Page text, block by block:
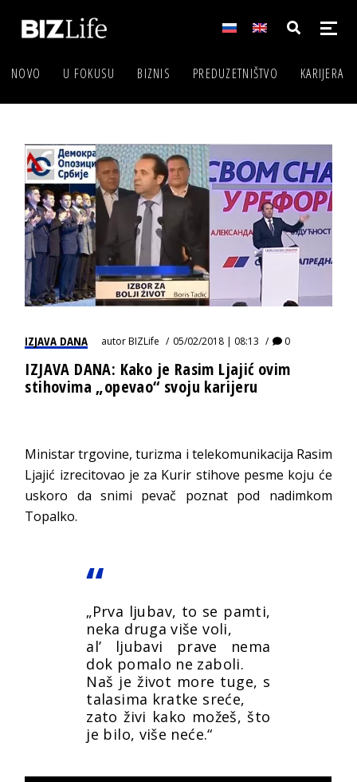
NOVO U FOKUSU BIZNIS PREDUZETNIŠTVO KARIJERA
IZJAVA DANA autorBIZLife 05/02/2018 | 08:13 0
IZJAVA DANA: Kako je Rasim Ljajić ovim
stihovima „opevao“ svoju karijeru
Ministar trgovine, turizma i telekomunikacija Rasim
Ljajić izrecitovao je za Kurir stihove pesme koju će
uskoro da snimi pevač poznat pod nadimkom
Topalko.
„Prva ljubav, to se pamti,
neka druga više voli,
al’ ljubavi prave nema
dok pomalo ne zaboli.
Naš je život more tuge, s
talasima kratke sreće,
zato živi kako možeš, što
je bilo, više neće.“